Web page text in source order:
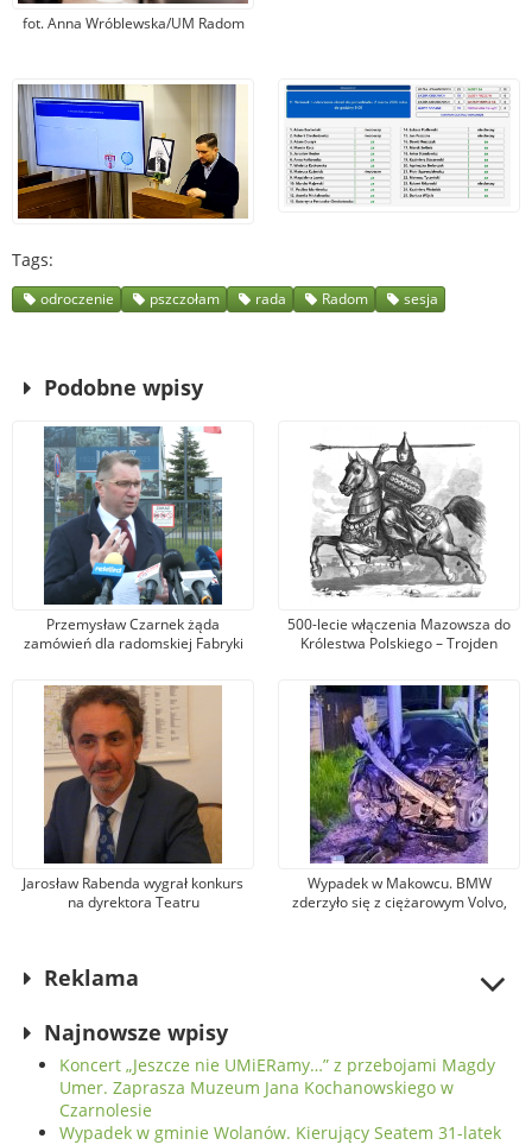
fot. Anna Wróblewska/UM Radom
Tags
odroczenie pszczołam rada Radom sesja
Podobne wpisy
Przemysław Czarnek żąda
zamówień dla radomskiej Fabryki
kandydat na premiera mówi
nieprawdę
500-lecie włączenia Mazowsza do
Królestwa Polskiego – Trojden
Jarosław Rabenda wygrał konkurs
na dyrektora Teatru
Wypadek w Makowcu. BMW
zderzyło się z ciężarowym Volvo,
Reklama
Najnowsze wpisy
Koncert „Jeszcze nie UMiERamy…” z przebojami Magdy
Umer. Zaprasza Muzeum Jana Kochanowskiego w
Czarnolesie
Wypadek w gminie Wolanów. Kierujący Seatem 31-latek